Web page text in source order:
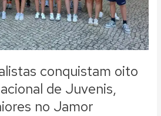
conquistam oito
de Juvenis,
no Jamor